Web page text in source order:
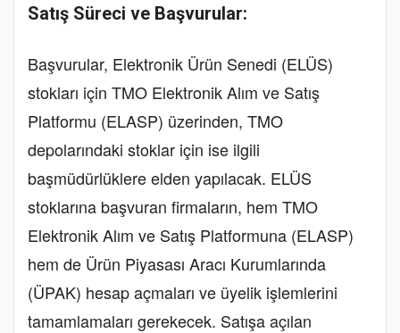
Satış Süreci ve Başvurular:
Başvurular, Elektronik Ürün Senedi (ELÜS)
stokları için TMO Elektronik Alım ve Satış
Platformu (ELASP) üzerinden, TMO
depolarındaki stoklar için ise ilgili
başmüdürlüklere elden yapılacak. ELÜS
stoklarına başvuran firmaların, hem TMO
Elektronik Alım ve Satış Platformuna (ELASP)
hem de Ürün Piyasası Aracı Kurumlarında
(ÜPAK) hesap açmaları ve üyelik işlemlerini
tamamlamaları gerekecek. Satışa açılan